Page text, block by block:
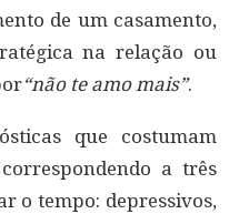
de um casamento,
na relação ou
“não te amo mais”.
que costumam
a três
o tempo: depressivos,